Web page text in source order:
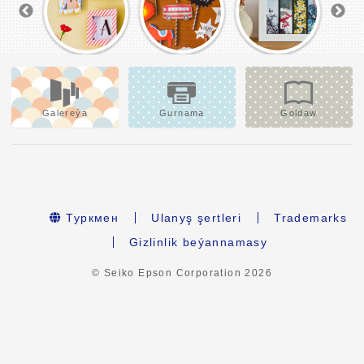
Galereýa Gurnama Goldaw
Туркмен Ulanyş şertleri
Trademarks
Gizlinlik beýannamasy
© Seiko Epson Corporation2026